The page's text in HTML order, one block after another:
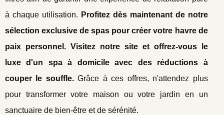
à chaque utilisation. Profitez dès maintenant de notre
sélection exclusive de spas pour créer votre havre de
paix personnel. Visitez notre site et offrez-vous le
luxe d'un spa à domicile avec des réductions à
couper le souffle.Grâce à ces offres, n'attendez plus
pour transformer votre maison ou votre jardin en un
sanctuaire de bien-être et de sérénité.